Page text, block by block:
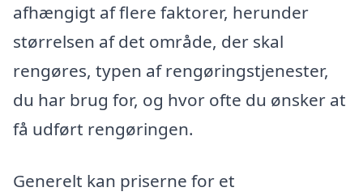
afhængigt af flere faktorer, herunder
størrelsen af det område, der skal
rengøres, typen af rengøringstjenester,
du har brug for, og hvor ofte du ønsker at
få udført rengøringen.
Generelt kan priserne for et